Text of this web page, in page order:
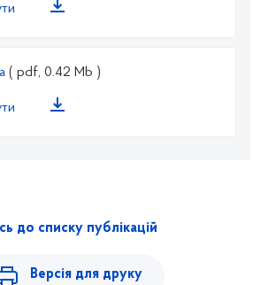
( pdf, 0.42 Mb )
до списку публікацій
Версія для друку